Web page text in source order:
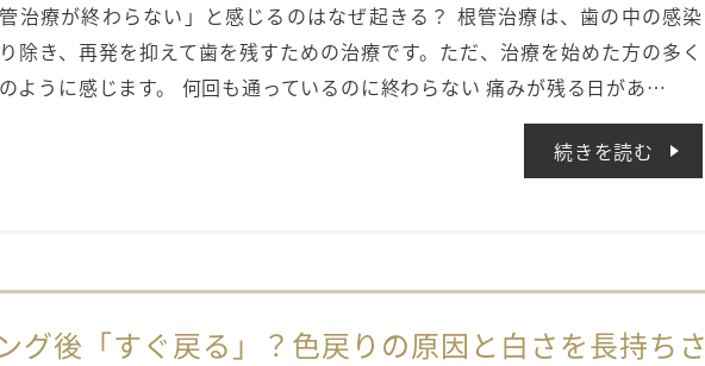
管治療が終わらない」と感じるのはなぜ起きる？ 根管治療は、歯の中の感染
除き、再発を抑えて歯を残すための治療です。ただ、治療を始めた方の多く
ように感じます。 何回も通っているのに終わらない 痛みが残る日があ…
続きを読む
グ後「すぐ戻る」？色戻りの原因と白さを長持ちさ